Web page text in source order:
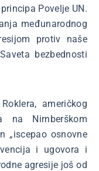
Povelje UN.
međunarodnog
protiv naše
bezbednosti
američkog
na Nirnberškom
„iscepao osnovne
i ugovora i
agresije još od